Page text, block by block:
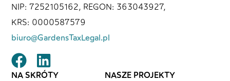
NIP: 7252105162, REGON: 363043927,
KRS: 0000587579
biuro@GardensTaxLegal.pl
NA SKRÓTY NASZE PROJEKTY